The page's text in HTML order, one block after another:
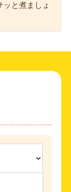
と煮ましょ